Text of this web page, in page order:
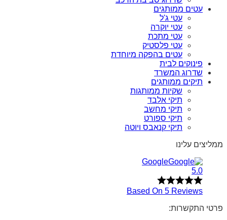
עטים ממותגים
עטי ג'ל
עטי יוקרה
עטי מתכת
עטי פלסטיק
עטים בהפקה מיוחדת
פינוקים לבית
שדרוג המשרד
תיקים ממותגים
שקיות ממותגות
תיקי אלבד
תיקי מחשב
תיקי ספורט
תיקי קנאבס ויוטה
ממליצים עלינו
Google
5.0
Based On 5 Reviews
פרטי התקשרות: